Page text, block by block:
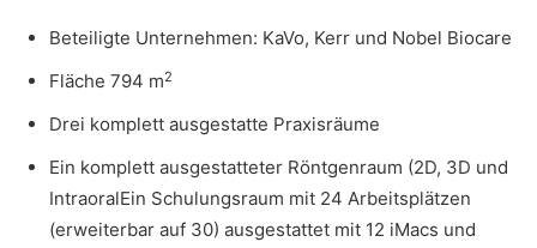
Beteiligte Unternehmen: KaVo, Kerr und Nobel Biocare
Fläche 794 m2
Drei komplett ausgestatte Praxisräume
Ein komplett ausgestatteter Röntgenraum (2D, 3D und
IntraoralEin Schulungsraum mit 24 Arbeitsplätzen
(erweiterbar auf 30) ausgestattet mit 12 iMacs und